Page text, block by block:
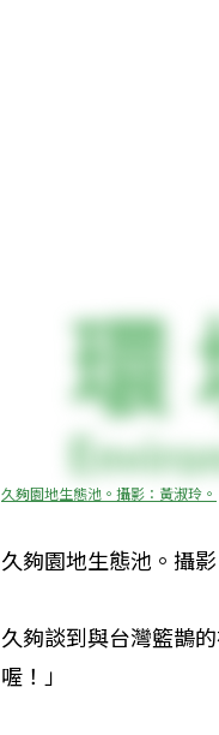
久夠園地生態池。攝影：黃淑玲。
久夠園地生態池。攝
久夠談到與台灣籃鵲
喔！」